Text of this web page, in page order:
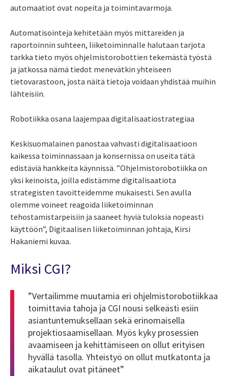
automaatiot ovat nopeita ja toimintavarmoja.
Automatisointeja kehitetään myös mittareiden ja
raportoinnin suhteen, liiketoiminnalle halutaan tarjota
tarkka tieto myös ohjelmistorobottien tekemästä työstä
ja jatkossa nämä tiedot menevätkin yhteiseen
tietovarastoon, josta näitä tietoja voidaan yhdistää muihin
lähteisiin.
Robotiikka osana laajempaa digitalisaatiostrategiaa
Keskisuomalainen panostaa vahvasti digitalisaatioon
kaikessa toiminnassaan ja konsernissa on useita tätä
edistäviä hankkeita käynnissä. ”Ohjelmistorobotiikka on
yksi keinoista, joilla edistämme digitalisaatiota
strategisten tavoitteidemme mukaisesti. Sen avulla
olemme voineet reagoida liiketoiminnan
tehostamistarpeisiin ja saaneet hyviä tuloksia nopeasti
käyttöön”, Digitaalisen liiketoiminnan johtaja, Kirsi
Hakaniemi kuvaa.
Miksi CGI?
”Vertailimme muutamia eri ohjelmistorobotiikkaa
toimittavia tahoja ja CGI nousi selkeästi esiin
asiantuntemuksellaan sekä erinomaisella
projektiosaamisellaan. Myös kyky prosessien
avaamiseen ja kehittämiseen on ollut erityisen
hyvällä tasolla. Yhteistyö on ollut mutkatonta ja
aikataulut ovat pitäneet”